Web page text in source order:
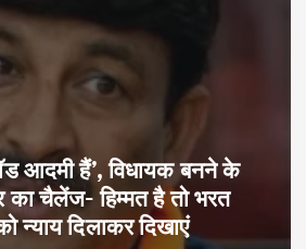
आदमी हैं’, विधायक बनने के
का चैलेंज- हिम्मत है तो भरत
न्याय दिलाकर दिखाएं